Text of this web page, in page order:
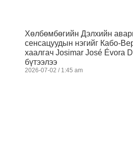
Хөлбөмбөгийн Дэлхийн
сенсацуудын нэгийг Кабо-
хаалгач Josimar José Évora
бүтээлээ
2026-07-02 1:45 am